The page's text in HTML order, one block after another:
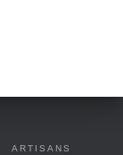
ARTISANS